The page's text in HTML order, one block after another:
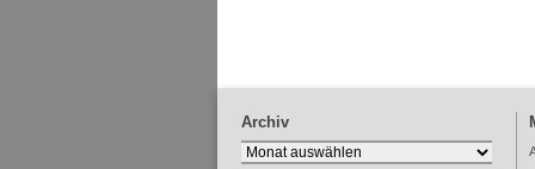
Archiv
Archiv